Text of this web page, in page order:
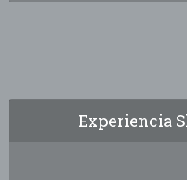
Experiencia